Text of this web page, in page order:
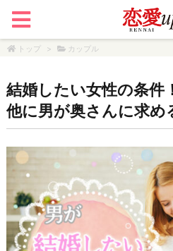
トップ > カップル
結婚したい女性の条件
他に男が奥さんに求め